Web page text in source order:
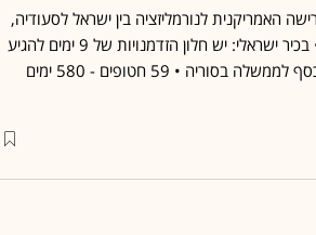
האמריקנית לנורמליזציה בין ישראל לסעודיה,
במסגרת הסכמה אמריקנית לפרויקט גרעין סעודי • בכיר ישראלי: יש חלון הזדמנויות של 9 ימים להגיע
לעסקה • קטאר קיבלה אור ירוק מארה"ב ותעביר כסף לממשלה בסוריה • 59 חטופים - 580 ימים